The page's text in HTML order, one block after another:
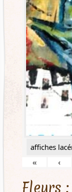
affiches
«
‹
Fleurs :